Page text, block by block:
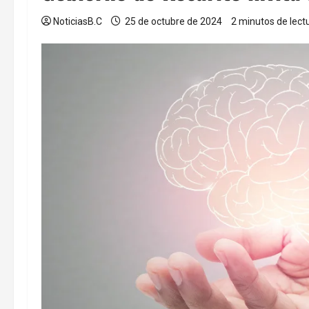
NoticiasB.C 25 de octubre de 2024 2 minutos de